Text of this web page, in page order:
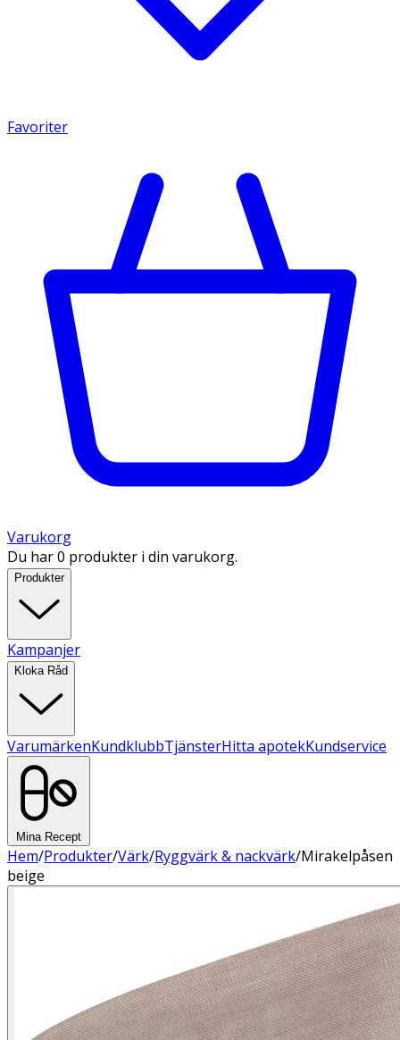
Favoriter
Varukorg
Du har 0 produkter i din varukorg.
Produkter
Kampanjer
Kloka Råd
VarumärkenKundklubbTjänsterHitta apotekKundservice
Mina Recept
Hem/Produkter/Värk/Ryggvärk & nackvärk/Mirakelpåsen
beige